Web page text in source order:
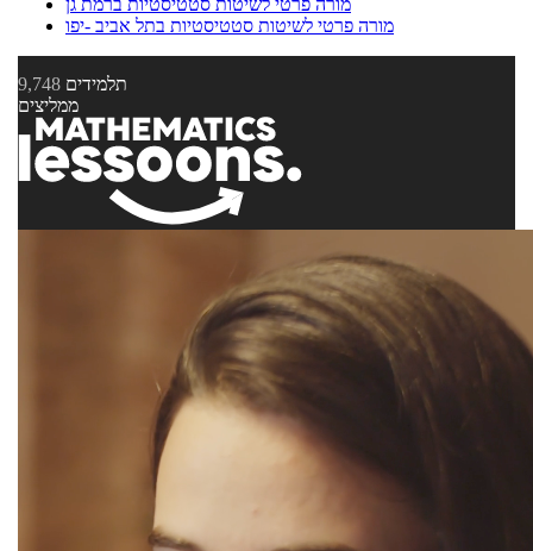
מורה פרטי לשיטות סטטיסטיות בתל אביב -יפו
9,748 תלמידים
ממליצים